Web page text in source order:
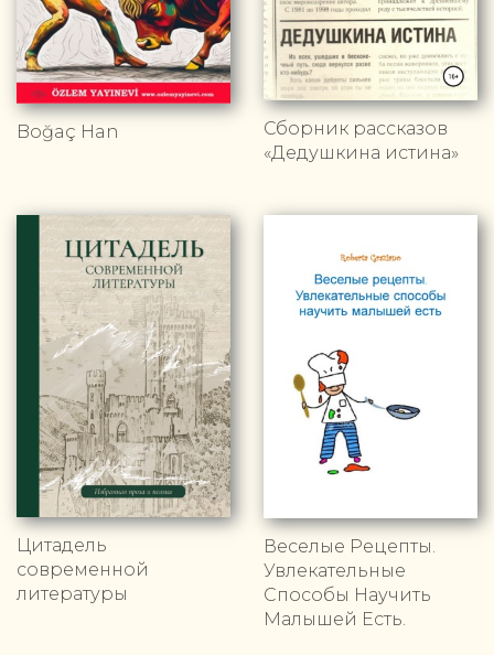
Boğaç Han
Сборник рассказов
«Дедушкина истина»
Цитадель
современной
литературы
Веселые Рецепты.
Увлекательные
Способы Научить
Малышей Есть.